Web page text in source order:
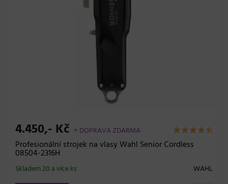
4.450,- Kč + DOPRAVA ZDARMA
Profesionální strojek na vlasy Wahl Senior Cordless
08504-2316H
WAHL
Skladem 20 a více ks